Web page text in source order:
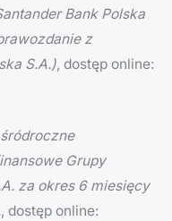
Bank Polska
z
S.A.), dostęp online:
Grupy
za okres 6 miesięcy
, dostęp online: